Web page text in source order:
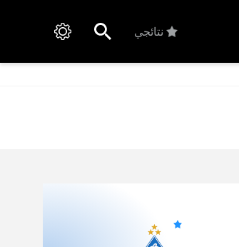
نتائجي